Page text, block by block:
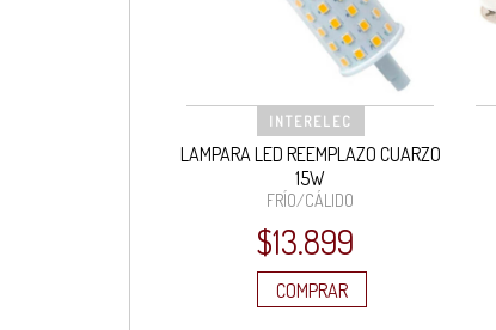
INTERELEC
LAMPARA LED REEMPLAZO CUARZO
15W
FRÍO/CÁLIDO
$13.899
COMPRAR